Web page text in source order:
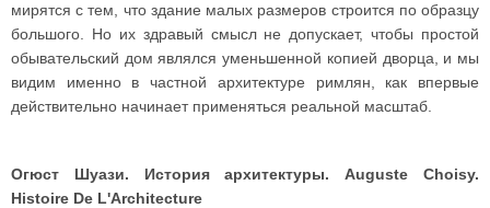
мирятся с тем, что здание малых размеров строится по образцу
большого. Но их здравый смысл не допускает, чтобы простой
обывательский дом являлся уменьшенной копией дворца, и мы
видим именно в частной архитектуре римлян, как впервые
действительно начинает применяться реальной масштаб.
Огюст Шуази. История архитектуры. Auguste Choisy.
Histoire De L'Architecture